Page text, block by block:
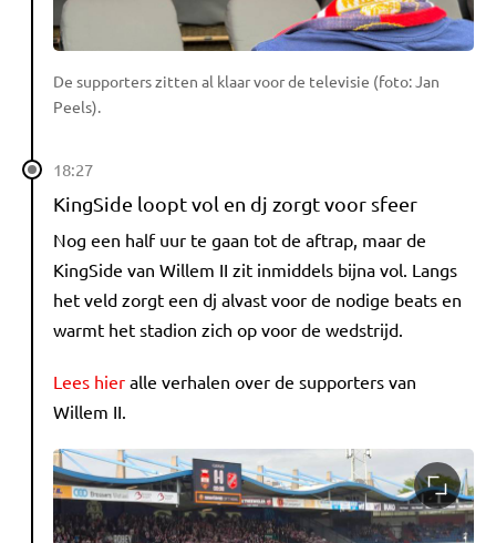
De supporters zitten al klaar voor de televisie (foto: Jan
Peels).
18:27
KingSide loopt vol en dj zorgt voor sfeer
Nog een half uur te gaan tot de aftrap, maar de
KingSide van Willem II zit inmiddels bijna vol. Langs
het veld zorgt een dj alvast voor de nodige beats en
warmt het stadion zich op voor de wedstrijd.
Lees hier alle verhalen over de supporters van
Willem II.